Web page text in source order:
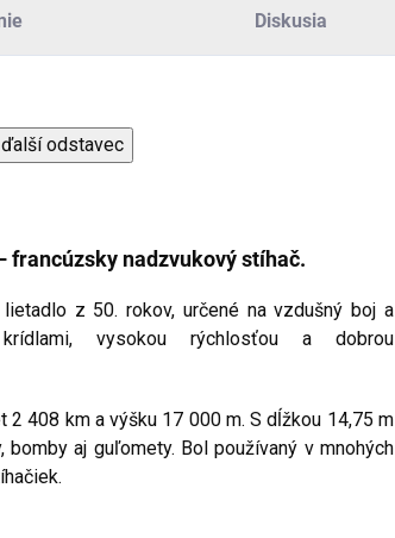
Diskusia
odstavec
francúzsky nadzvukový stíhač.
z 50. rokov, určené na vzdušný boj a
vysokou rýchlosťou a dobrou
408 km a výšku 17 000 m. S dĺžkou 14,75 m
aj guľomety. Bol používaný v mnohých